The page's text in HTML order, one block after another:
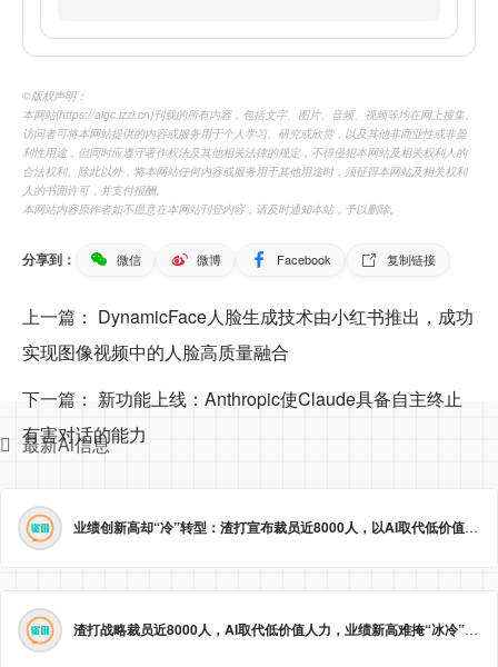
©️版权声明：
本网站(https://aigc.izzi.cn)刊载的所有内容，包括文字、图片、音频、视频等均在网上搜集。
访问者可将本网站提供的内容或服务用于个人学习、研究或欣赏，以及其他非商业性或非盈
利性用途，但同时应遵守著作权法及其他相关法律的规定，不得侵犯本网站及相关权利人的
合法权利。除此以外，将本网站任何内容或服务用于其他用途时，须征得本网站及相关权利
人的书面许可，并支付报酬。
本网站内容原作者如不愿意在本网站刊登内容，请及时通知本站，予以删除。
分享到： 微信 微博 Facebook 复制链接
上一篇： DynamicFace人脸生成技术由小红书推出，成功
实现图像视频中的人脸高质量融合
下一篇： 新功能上线：Anthropic使Claude具备自主终止
有害对话的能力
最新Ai信息
业绩创新高却“冷”转型：渣打宣布裁员近8000人，以AI取代低价值岗位
渣打战略裁员近8000人，AI取代低价值人力，业绩新高难掩“冰冷”转型。